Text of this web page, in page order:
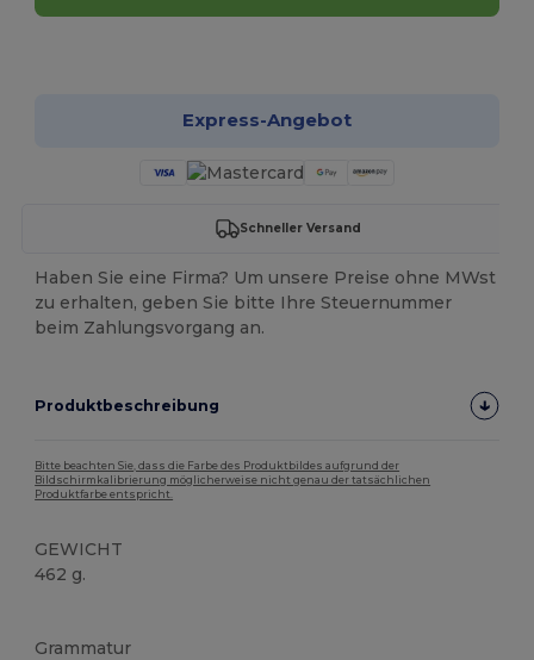
Express-Angebot
Schneller Versand
Haben Sie eine Firma? Um unsere Preise ohne MWst
zu erhalten, geben Sie bitte Ihre Steuernummer
beim Zahlungsvorgang an.
Produktbeschreibung
Bitte beachten Sie, dass die Farbe des Produktbildes aufgrund der
Bildschirmkalibrierung möglicherweise nicht genau der tatsächlichen
Produktfarbe entspricht.
GEWICHT
462 g.
Grammatur